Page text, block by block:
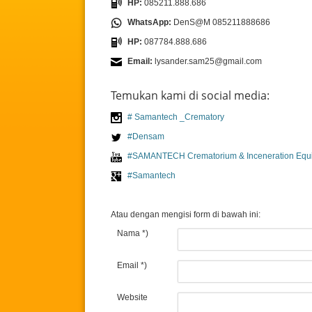
HP: 085211.888.686
WhatsApp: DenS@M 085211888686
HP: 087784.888.686
Email: lysander.sam25@gmail.com
Temukan kami di social media:
# Samantech _Crematory
#Densam
#SAMANTECH Crematorium & Inceneration
#Samantech
Atau dengan mengisi form di bawah ini:
Nama *)
Email *)
Website